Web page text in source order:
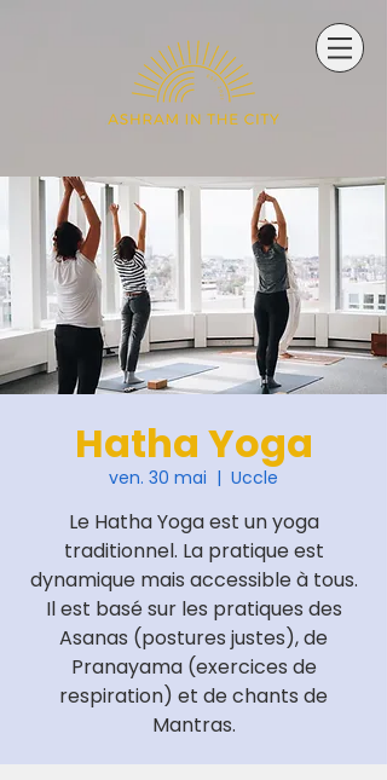
Hatha Yoga
ven. 30 mai
  |
Uccle
Le Hatha Yoga est un yoga
traditionnel. La pratique est
dynamique mais accessible à tous.
Il est basé sur les pratiques des
Asanas (postures justes), de
Pranayama (exercices de
respiration) et de chants de
Mantras.